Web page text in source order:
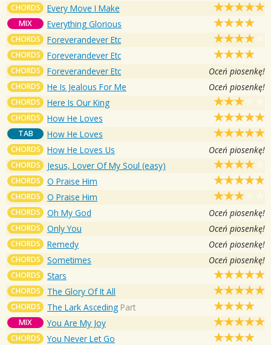
CHORDS Every Move I Make
MIX Everything Glorious
CHORDS Foreverandever Etc
CHORDS Foreverandever Etc
CHORDS Foreverandever Etc Oceń piosenkę!
CHORDS He Is Jealous For Me Oceń piosenkę!
CHORDS Here Is Our King
CHORDS How He Loves
TAB How He Loves
CHORDS How He Loves Us Oceń piosenkę!
CHORDS Jesus, Lover Of My Soul (easy)
CHORDS O Praise Him
CHORDS O Praise Him
CHORDS Oh My God Oceń piosenkę!
CHORDS Only You Oceń piosenkę!
CHORDS Remedy Oceń piosenkę!
CHORDS Sometimes Oceń piosenkę!
CHORDS Stars
CHORDS The Glory Of It All
CHORDS The Lark Asceding Part
MIX You Are My Joy
CHORDS You Never Let Go